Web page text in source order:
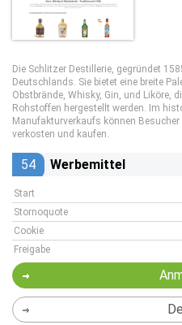
Die Schlitzer Destillerie, gegründet
Deutschlands. Sie bietet eine breite
Obstbrände, Whisky, Gin, und Liköre,
Rohstoffen hergestellt werden. Im
Manufakturverkaufs können
verkosten und kaufen.
54 Werbemittel
Start
Stornoquote
Cookie
Freigabe